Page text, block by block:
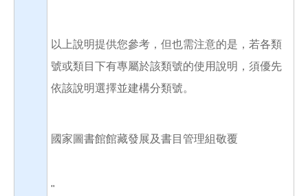
以上說明提供您參考，但也需注意的是，若各類
號或類目下有專屬於該類號的使用說明，須優先
依該說明選擇並建構分類號。
國家圖書館館藏發展及書目管理組敬覆
"